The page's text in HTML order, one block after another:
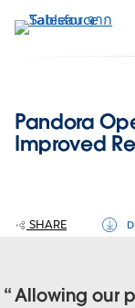
ไป
Pandora
Improved
SHARE
Allowing our